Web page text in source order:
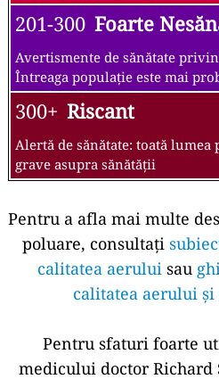
201-300 Foarte
Avertismente de sănătate
Întreaga populație este mai
300+ Riscant
Alertă de sănătate: toată lumea
grave asupra sănătății
Pentru a afla mai multe
poluare, consultați
calitatea aerului sau
calitatea aerului și
Pentru sfaturi foarte
medicului doctor